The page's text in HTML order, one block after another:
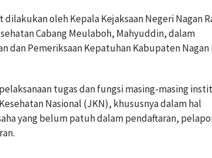
oleh Kepala Kejaksaan Negeri Nagan
Cabang Meulaboh, Mahyuddin, dalam
dan Pemeriksaan Kepatuhan Kabupaten Nagan
tugas dan fungsi masing-masing
Nasional (JKN), khususnya dalam hal
yang belum patuh dalam pendaftaran,